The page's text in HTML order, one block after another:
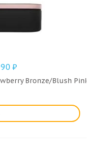
₽
Bronze/Blush